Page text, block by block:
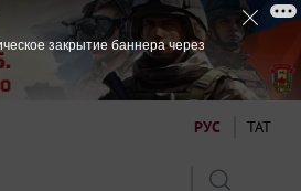
РУС ТАТ
закрытие баннера через